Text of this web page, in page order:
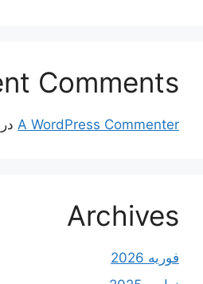
Comments
A WordPress Commenter در
Archives
فوریه 2026